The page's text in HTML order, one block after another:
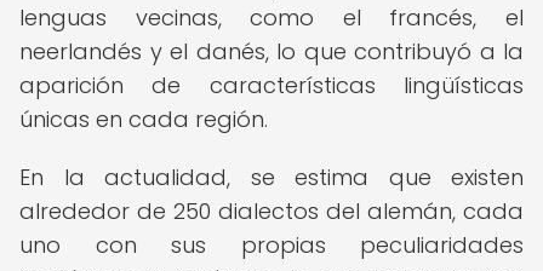
lenguas vecinas, como el francés, el
neerlandés y el danés, lo que contribuyó a la
aparición de características lingüísticas
únicas en cada región.
En la actualidad, se estima que existen
alrededor de 250 dialectos del alemán, cada
uno con sus propias peculiaridades